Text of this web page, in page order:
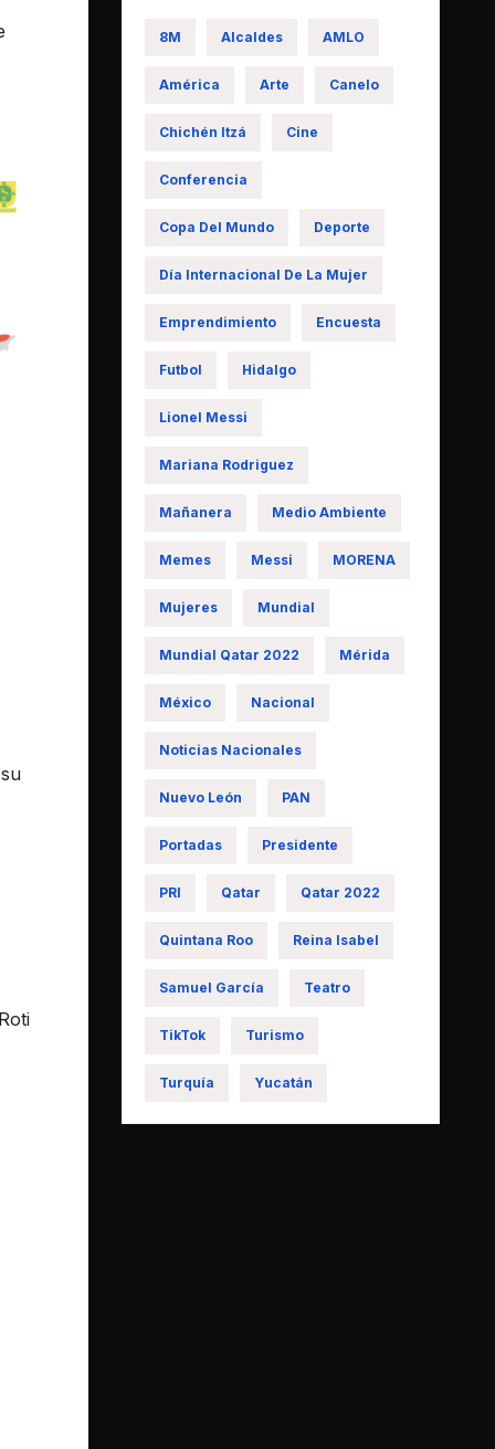
8M Alcaldes AMLO
América Arte Canelo
Chichén Itzá Cine
Conferencia
Copa Del Mundo Deporte
Día Internacional De La Mujer
Emprendimiento Encuesta
Futbol Hidalgo
Lionel Messi
Mariana Rodriguez
Mañanera Medio Ambiente
Memes Messi MORENA
Mujeres Mundial
Mundial Qatar 2022 Mérida
México Nacional
Noticias Nacionales
Nuevo León PAN
Portadas Presidente
PRI Qatar Qatar 2022
Quintana Roo Reina Isabel
Samuel García Teatro
TikTok Turismo
Turquía Yucatán